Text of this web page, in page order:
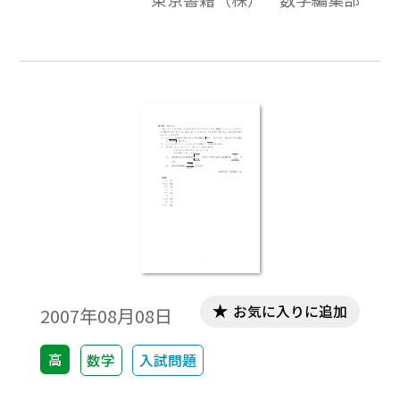
教科書の目次に準拠して，2000年から2007
たものです。この問題は，そのなかの１小問
後，まとめとしての演習問題などでご利用
2007年08月08日
高 数学 入試問題
お気に入りに追加